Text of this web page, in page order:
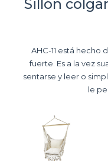
Sillón
AHC-11 está hecho
fuerte. Es a la vez
sentarse y leer o
le